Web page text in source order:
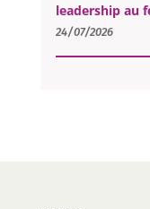
leadership au
24/07/2026